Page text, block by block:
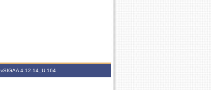
vSIGAA 4.12.14_U.164